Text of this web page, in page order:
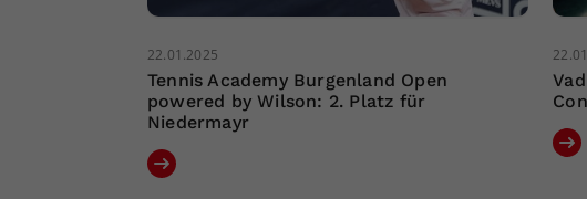
22.01.2025
Tennis Academy Burgenland Open
powered by Wilson: 2. Platz für
Niedermayr